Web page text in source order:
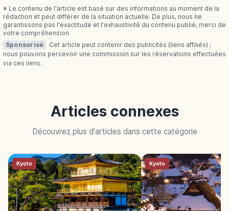
※ Le contenu de l'article est basé sur des informations au moment de la
rédaction et peut différer de la situation actuelle. De plus, nous ne
garantissons pas l'exactitude et l'exhaustivité du contenu publié, merci de
votre compréhension.
Sponsorisé
Cet article peut contenir des publicités (liens affiliés) ;
nous pouvons percevoir une commission sur les réservations effectuées
via ces liens.
Articles connexes
Découvrez plus d'articles dans cette catégorie
Kyoto Kyoto